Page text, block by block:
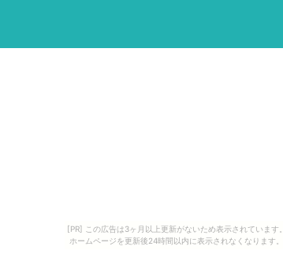
[PR] この広告は3ヶ月以上更新がないため表示されています。
ホームページを更新後24時間以内に表示されなくなります。